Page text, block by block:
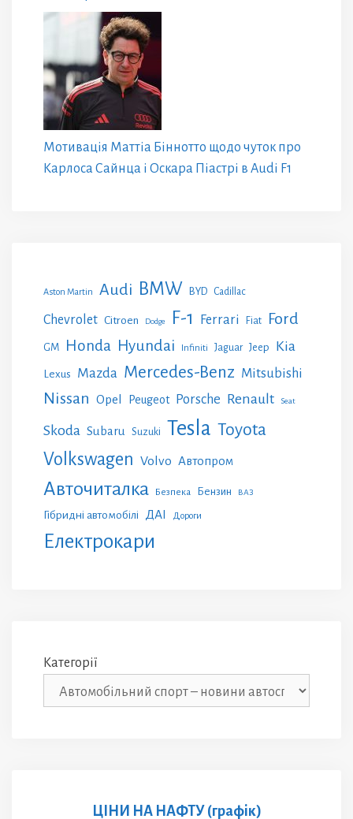
Мотивація Маттіа Біннотто щодо чуток про
Карлоса Сайнца і Оскара Піастрі в Audi F1
Aston Martin Audi BMW BYD Cadillac
Chevrolet Citroen Dodge F-1 Ferrari Fiat Ford
GM Honda Hyundai Infiniti Jaguar Jeep Kia
Lexus Mazda Mercedes-Benz Mitsubishi
Nissan Opel Peugeot Porsche Renault Seat
Skoda Subaru Suzuki Tesla Toyota
Volkswagen Volvo Автопром
Авточиталка Безпека Бензин ВАЗ
Гібридні автомобілі ДАІ Дороги
Електрокари
Категорії
ЦІНИ НА НАФТУ (графік)